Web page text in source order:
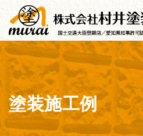
塗装施工例